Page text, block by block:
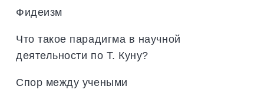
Фидеизм
Что такое парадигма в научной
деятельности по Т. Куну?
Спор между учеными